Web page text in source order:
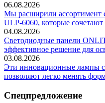
06.08.2026
Мы расширили ассортимент
ULP-6060, которые
04.08.2026
Светодиодные панели
эффективное решение для
03.08.2026
Эти инновационные лампы
позволяют легко менять
Спецпредложение